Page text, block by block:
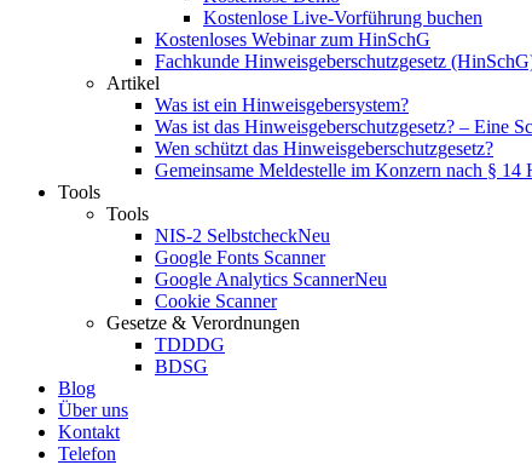
Kostenlose Live-Vorführung buchen
Kostenloses Webinar zum HinSchG
Fachkunde Hinweisgeberschutzgesetz
Artikel
Was ist ein Hinweisgebersystem?
Was ist das Hinweisgeberschutzgesetz? – Eine
Wen schützt das Hinweisgeberschutzgesetz?
Gemeinsame Meldestelle im Konzern nach § 14
Tools
Tools
NIS-2 SelbstcheckNeu
Google Fonts Scanner
Google Analytics ScannerNeu
Cookie Scanner
Gesetze & Verordnungen
TDDDG
BDSG
Blog
Über uns
Kontakt
Telefon